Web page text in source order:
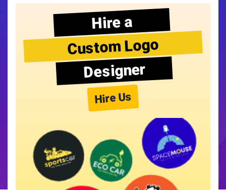
Hire a
Custom Logo
Designer
Hire Us